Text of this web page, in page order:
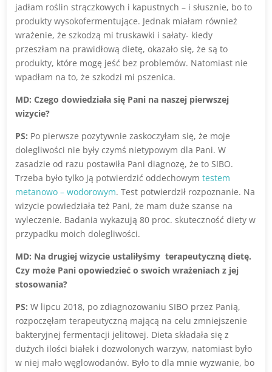
jadłam roślin strączkowych i kapustnych – i słusznie, bo to
produkty wysokofermentujące. Jednak miałam również
wrażenie, że szkodzą mi truskawki i sałaty- kiedy
przeszłam na prawidłową dietę, okazało się, że są to
produkty, które mogę jeść bez problemów. Natomiast nie
wpadłam na to, że szkodzi mi pszenica.
MD: Czego dowiedziała się Pani na naszej pierwszej
wizycie?
PS: Po pierwsze pozytywnie zaskoczyłam się, że moje
dolegliwości nie były czymś nietypowym dla Pani. W
zasadzie od razu postawiła Pani diagnozę, że to SIBO.
Trzeba było tylko ją potwierdzić oddechowymtestem
metanowo – wodorowym. Test potwierdził rozpoznanie. Na
wizycie powiedziała też Pani, że mam duże szanse na
wyleczenie. Badania wykazują 80 proc. skuteczność diety w
przypadku moich dolegliwości.
MD: Na drugiej wizycie ustaliłyśmy terapeutyczną dietę.
Czy może Pani opowiedzieć o swoich wrażeniach z jej
stosowania?
PS:W lipcu 2018, po zdiagnozowaniu SIBO przez Panią,
rozpoczęłam terapeutyczną mającą na celu zmniejszenie
bakteryjnej fermentacji jelitowej. Dieta składała się z
dużych ilości białek i dozwolonych warzyw, natomiast było
w niej mało węglowodanów. Było to dla mnie wyzwanie, bo